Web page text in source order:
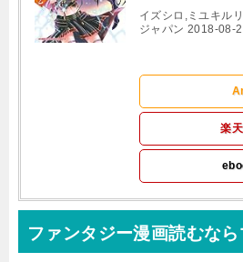
イズシロ,ミユキル
ジャパン 2018-08-
楽
ファンタジー漫画読むな